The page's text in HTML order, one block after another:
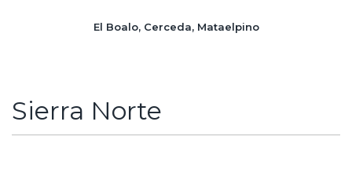
El Boalo, Cerceda, Mataelpino
Sierra Norte